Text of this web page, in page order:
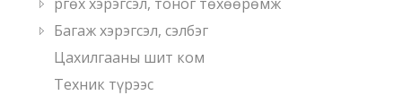
Багаж хэрэгсэл, сэлбэг
Цахилгааны шит ком
Техник түрээс